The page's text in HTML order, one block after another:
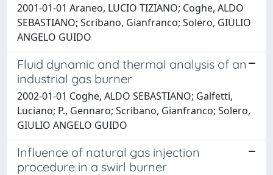
2001-01-01 Araneo, LUCIO TIZIANO; Coghe, ALDO
SEBASTIANO; Scribano, Gianfranco; Solero, GIULIO
ANGELO GUIDO
Fluid dynamic and thermal analysis of an
industrial gas burner
2002-01-01 Coghe, ALDO SEBASTIANO; Galfetti,
Luciano; P., Gennaro; Scribano, Gianfranco; Solero,
GIULIO ANGELO GUIDO
Influence of natural gas injection
procedure in a swirl burner